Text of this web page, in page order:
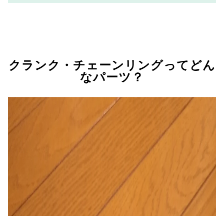
クランク・チェーンリングってどん
なパーツ？